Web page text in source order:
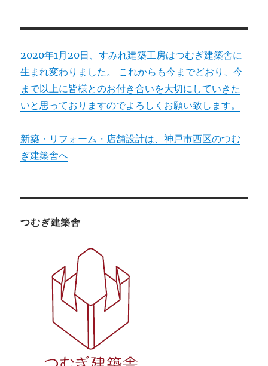
2020年1月20日、すみれ建築工房はつむぎ建築舎に
生まれ変わりました。 これからも今までどおり、今
まで以上に皆様とのお付き合いを大切にしていきた
いと思っておりますのでよろしくお願い致します。
新築・リフォーム・店舗設計は、神戸市西区のつむ
ぎ建築舎へ
つむぎ建築舎